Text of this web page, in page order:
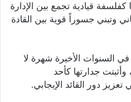
كفلسفة قيادية تجمع بين الإدارة
وتبني جسوراً قوية بين القادة
السنوات الأخيرة شهرة لا
وأثبتت جدارتها كأحد
تعزيز دور القائد الإيجابي.